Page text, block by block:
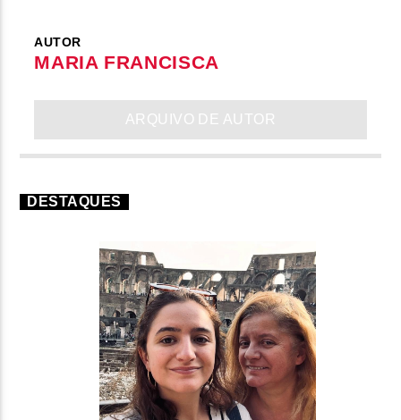
AUTOR
MARIA FRANCISCA
ARQUIVO DE AUTOR
DESTAQUES